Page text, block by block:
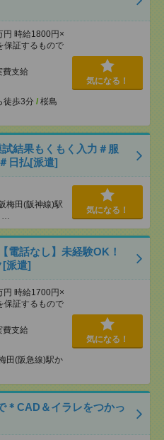
時給1800円×
証するもので
費支給
徒歩3分 / 桜島
気になる！
結果もくもく入力＃服
日払[派遣]
梅田(阪神線)駅
…
気になる！
電話なし】未経験OK！
[派遣]
時給1700円×
証するもので
費支給
田(阪急線)駅か
気になる！
＊CAD＆イラレをつかっ